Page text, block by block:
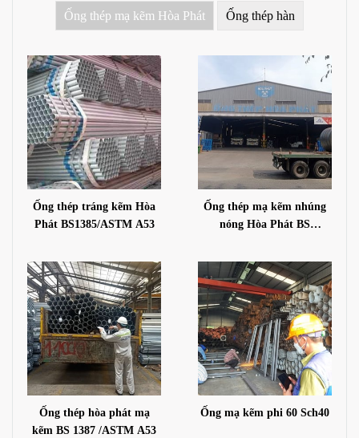
Ống thép mạ kẽm Hòa Phát Ống thép hàn
Ống thép tráng kẽm Hòa
Phát BS1385/ASTM A53
Ống thép mạ kẽm nhúng
nóng Hòa Phát BS
Ống thép hòa phát mạ
kẽm BS 1387 /ASTM A53
Ống mạ kẽm phi 60 Sch40